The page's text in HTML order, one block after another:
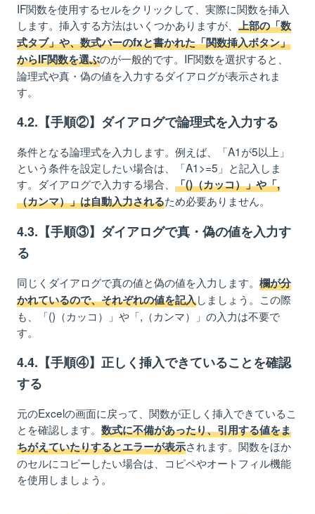
IF関数を使用するセルをクリックして、実際に関数を挿入
します。挿入する方法はいくつかありますが、 上部の「数
式タブ」や、数式バーのfxと書かれた「関数挿入ボタン」
からIF関数を選ぶのが一般的です。IF関数を選択すると、
論理式や真・偽の値を入力するダイアログが表示されま
す。
4.2.【手順②】ダイアログで論理式を入力する
条件となる論理式を入力します。例えば、「A1が5以上」
という条件を設定したい場合は、「A1>=5」と記入しま
す。ダイアログで入力する場合、 「()（カッコ）」や「,
（カンマ）」は自動入力されるため必要ありません。
4.3.【手順③】ダイアログで真・偽の値を入力す
る
同じくダイアログで真の値と偽の値を入力します。 欄が分
かれているので、それぞれの値を記入しましょう。この際
も、「()（カッコ）」や「,（カンマ）」の入力は不要で
す。
4.4.【手順④】正しく挿入できていることを確認
する
元のExcelの画面に戻って、関数が正しく挿入できているこ
とを確認します。 数式に不備があったり、引用する値をま
ちがえていたりするとエラーが表示されます。関数をほか
のセルにコピーしたい場合は、コピペやオートフィル機能
を使用しましょう。